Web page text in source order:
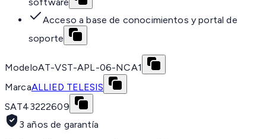
Acceso a base de conocimientos y portal de
soporte
ModeloAT-VST-APL-06-NCA1
MarcaALLIED TELESIS
SAT43222609
3 años de garantía